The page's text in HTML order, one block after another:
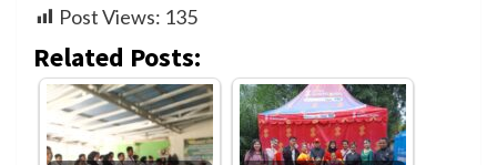
Post Views: 135
Related Posts: